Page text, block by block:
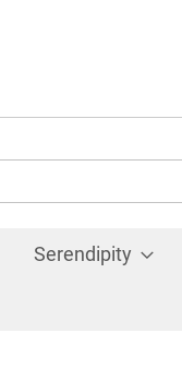
Serendipity